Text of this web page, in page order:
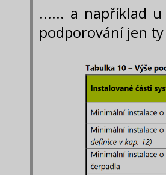
...... a například
podporování jen